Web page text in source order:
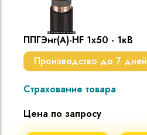
ППГЭнг(A)-HF 1х50 - 1кВ
Производство до 7 дней
Страхование товара
Цена по запросу